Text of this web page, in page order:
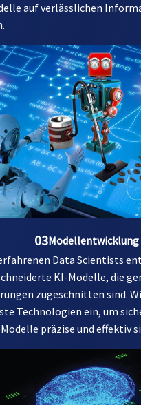
auf verlässlichen
03Modellentwicklung
Data Scientists
KI-Modelle, die
zugeschnitten sind.
Technologien ein, um
präzise und effektiv